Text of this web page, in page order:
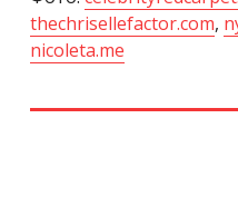
thechrisellefactor.com,
nicoleta.me